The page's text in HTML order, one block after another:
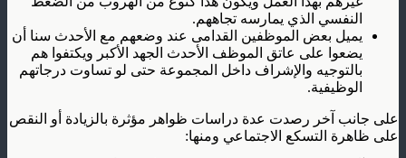
النفسي الذي يمارسه تجاههم.
يميل بعض الموظفين القدامى عند وضعهم مع الأحدث سنا أن
يضعوا على عاتق الموظف الأحدث الجهد الأكبر ويكتفوا هم
بالتوجيه والإشراف داخل المجموعة حتى لو تساوت درجاتهم
الوظيفية.
على جانب آخر رصدت عدة دراسات ظواهر مؤثرة بالزيادة أو النقص
على ظاهرة التسكع الاجتماعي ومنها: